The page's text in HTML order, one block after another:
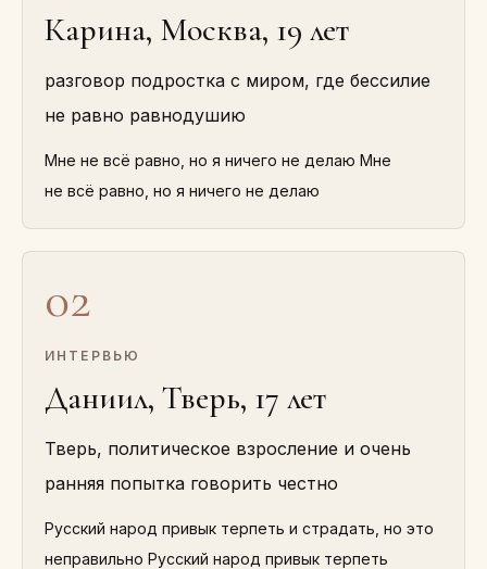
Карина, Москва, 19 лет
разговор подростка с миром, где бессилие
не равно равнодушию
Мне не всё равно, но я ничего не делаю Мне
не всё равно, но я ничего не делаю
02
ИНТЕРВЬЮ
Даниил, Тверь, 17 лет
Тверь, политическое взросление и очень
ранняя попытка говорить честно
Русский народ привык терпеть и страдать, но это
неправильно Русский народ привык терпеть